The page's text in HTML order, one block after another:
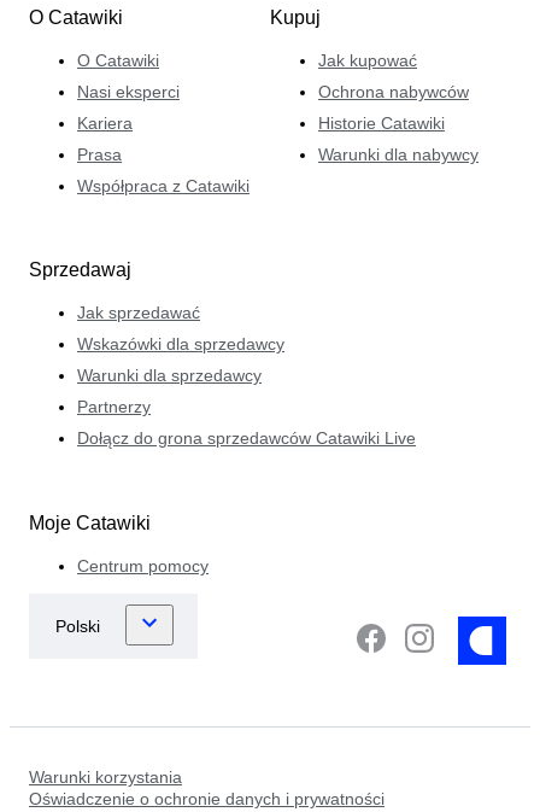
O Catawiki
O Catawiki
Nasi eksperci
Kariera
Prasa
Współpraca z Catawiki
Kupuj
Jak kupować
Ochrona nabywców
Historie Catawiki
Warunki dla nabywcy
Sprzedawaj
Jak sprzedawać
Wskazówki dla sprzedawcy
Warunki dla sprzedawcy
Partnerzy
Dołącz do grona sprzedawców Catawiki Live
Moje Catawiki
Centrum pomocy
Warunki korzystania
Oświadczenie o ochronie danych i prywatności